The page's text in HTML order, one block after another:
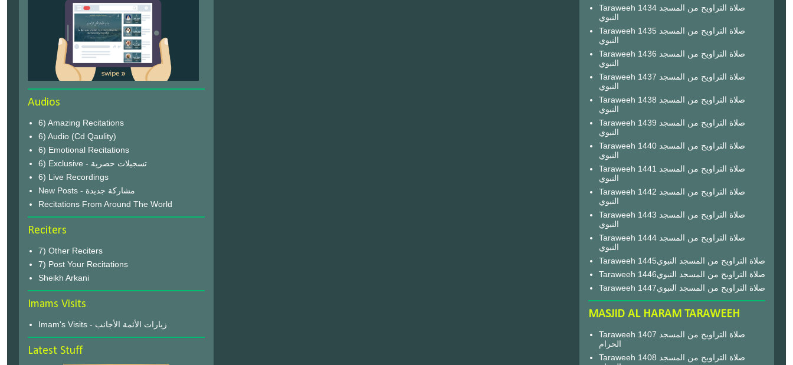
Audios
6) Amazing Recitations
6) Audio (Cd Qaulity)
6) Emotional Recitations
6) Exclusive - تسجيلات حصرية
6) Live Recordings
New Posts - مشاركة جديدة
Recitations From Around The World
Reciters
7) Other Reciters
7) Post Your Recitations
Sheikh Arkani
Imams Visits
Imam's Visits - زيارات الأئمة الأجانب
Latest Stuff
Taraweeh 1434 صلاة التراويح من المسجد
النبوي
Taraweeh 1435 صلاة التراويح من المسجد
النبوي
Taraweeh 1436 صلاة التراويح من المسجد
النبوي
Taraweeh 1437 صلاة التراويح من المسجد
النبوي
Taraweeh 1438 صلاة التراويح من المسجد
النبوي
Taraweeh 1439 صلاة التراويح من المسجد
النبوي
Taraweeh 1440 صلاة التراويح من المسجد
النبوي
Taraweeh 1441 صلاة التراويح من المسجد
النبوي
Taraweeh 1442 صلاة التراويح من المسجد
النبوي
Taraweeh 1443 صلاة التراويح من المسجد
النبوي
Taraweeh 1444 صلاة التراويح من المسجد
النبوي
Taraweeh 1445صلاة التراويح من المسجد النبوي
Taraweeh 1446صلاة التراويح من المسجد النبوي
Taraweeh 1447صلاة التراويح من المسجد النبوي
MASJID AL HARAM TARAWEEH
Taraweeh 1407 صلاة التراويح من المسجد
الحرام
Taraweeh 1408 صلاة التراويح من المسجد